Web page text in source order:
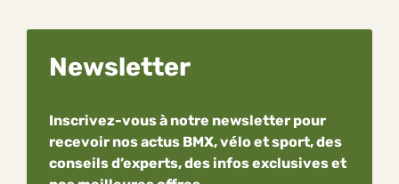
Newsletter
Inscrivez-vous à notre newsletter pour
recevoir nos actus BMX, vélo et sport, des
conseils d’experts, des infos exclusives et